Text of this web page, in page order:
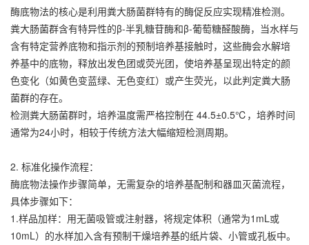
酶底物法的核心是利用粪大肠菌群特有的酶促反应实现精准检测。
粪大肠菌群含有特异性的β-半乳糖苷酶和β-葡萄糖醛酸酶，当水样与
含有特定营养底物和指示剂的预制培养基接触时，这些酶会水解培
养基中的底物，释放出发色团或荧光团，使培养基呈现出特定的颜
色变化（如黄色变蓝绿、无色变红）或产生荧光，以此判定粪大肠
菌群的存在。
检测粪大肠菌群时，培养温度需严格控制在 44.5±0.5℃，培养时间
通常为24小时，相较于传统方法大幅缩短检测周期。
2. 标准化操作流程：
酶底物法操作步骤简单，无需复杂的培养基配制和器皿灭菌流程，
具体步骤如下：
1.样品加样：用无菌吸管或注射器，将规定体积（通常为1mL或
10mL）的水样加入含有预制干燥培养基的纸片袋、小管或孔板中。